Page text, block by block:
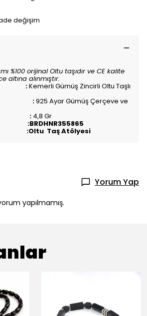
değişim
%100 orijinal Oltu taşıdır ve CE kalite
altına alınmıştır.
:Kemerli Gümüş Zincirli Oltu Taşlı
:925 Ayar Gümüş Çerçeve ve
: 4,8 Gr
:Oltu Taş Atölyesi
Yorum Yap
yapılmamış.